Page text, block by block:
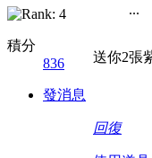
積分
836
發消息
...
送你2張
回復